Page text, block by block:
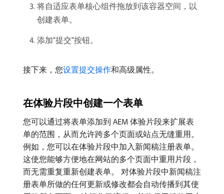
将自适应表单核心组件拖放到该容器空间，以
创建表单。
添加“提交”按钮。
接下来，您设置提交操作和高级属性。
在体验片段中创建一个表单
您可以通过将表单添加到 AEM 体验片段来扩展表
单的范围，从而允许跨多个页面或站点无缝重用。
例如，您可以在体验片段中加入新闻稿注册表单。
这使您能够方便地在网站的多个页面中重用片段，
而无需重复重新创建表单。 对体验片段中新闻稿注
册表单所做的任何更新或修改都会自动传播到其使